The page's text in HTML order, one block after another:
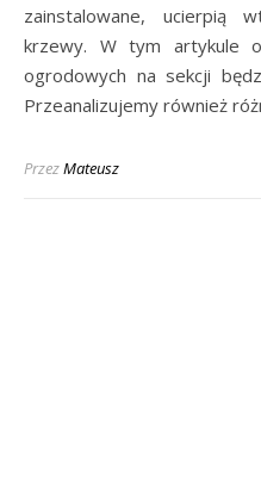
zainstalowane, ucierpią
krzewy. W tym artykule
ogrodowych na sekcji
Przeanalizujemy również
PrzezMateusz